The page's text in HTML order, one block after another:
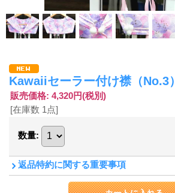
Kawaiiセーラー付け襟（No.3）
販売価格: 4,320円(税別)
[在庫数 1点]
数量:
返品特約に関する重要事項